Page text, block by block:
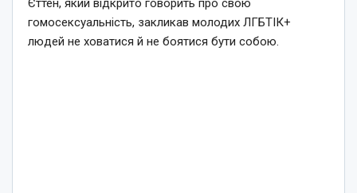
гомосексуальність, закликав молодих ЛГБТІК+
людей не ховатися й не боятися бути собою.